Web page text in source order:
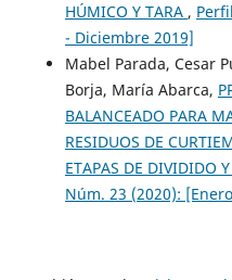
HÚMICO Y TARA ,
- Diciembre 2019]
Mabel Parada, Cesar
Borja, María Abarca,
BALANCEADO PARA
RESIDUOS DE
ETAPAS DE DIVIDIDO
Núm. 23 (2020):